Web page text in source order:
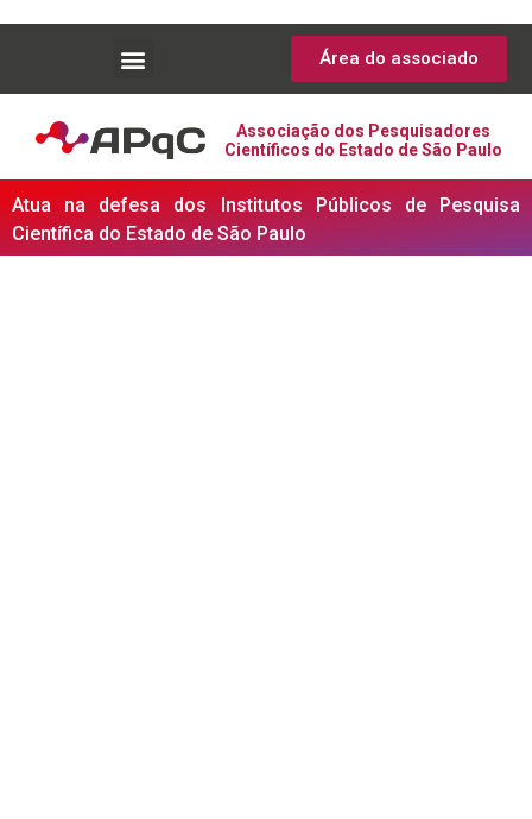
Área do associado
Associação dos Pesquisadores
Científicos do Estado de São Paulo
Atua na defesa dos Institutos Públicos de Pesquisa
Científica do Estado de São Paulo